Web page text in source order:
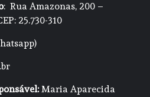
: Rua Amazonas, 200 –
25.730-310
Maria Aparecida